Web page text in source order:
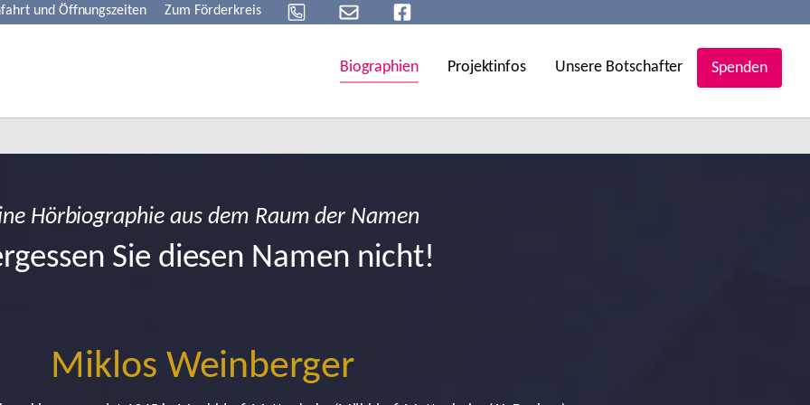
und Öffnungszeiten Zum Förderkreis
Biographien Projektinfos Unsere Botschafter Spenden
Hörbiographie aus dem Raum der Namen
Sie diesen Namen nicht!
Miklos Weinberger